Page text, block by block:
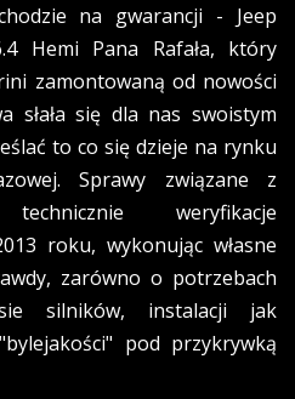
na gwarancji - Jeep
Hemi Pana Rafała, który
zamontowaną od nowości
słała się dla nas swoistym
to co się dzieje na rynku
Sprawy związane z
weryfikacje
roku, wykonując własne
zarówno o potrzebach
silników, instalacji jak
pod przykrywką